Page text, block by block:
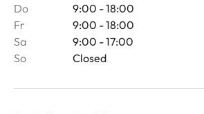
Do
9:00 - 18:00
Fr
9:00 - 18:00
Sa
9:00 - 17:00
So
Closed